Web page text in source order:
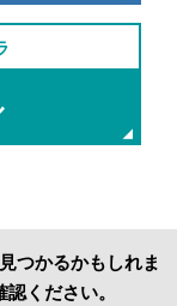
つかるかもしれま
ください。